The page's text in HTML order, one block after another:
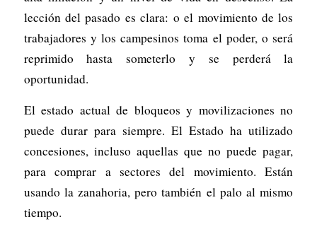
lección del pasado es clara: o el movimiento de los
trabajadores y los campesinos toma el poder, o será
reprimido hasta someterlo y se perderá la
oportunidad.
El estado actual de bloqueos y movilizaciones no
puede durar para siempre. El Estado ha utilizado
concesiones, incluso aquellas que no puede pagar,
para comprar a sectores del movimiento. Están
usando la zanahoria, pero también el palo al mismo
tiempo.